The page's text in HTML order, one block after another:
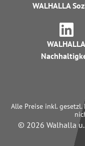
WALHALLA
WALHALLA
Alle Preise inkl. gesetzl.
© 2026 Walhalla u.